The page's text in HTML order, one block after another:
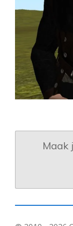
Maak